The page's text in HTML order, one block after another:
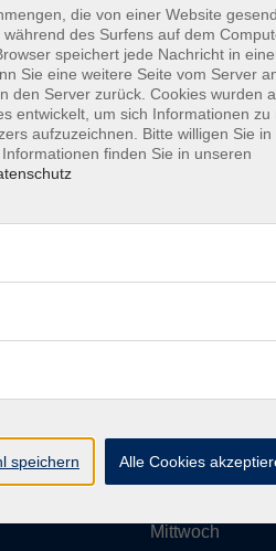
AGBs
Dienstag
Mittwoch
die von einer Website
des Surfens auf dem
speichert jede Nachricht in
Sie eine weitere Seite vom Server
den Server zurück. Cookies wurden
entwickelt, um sich Informationen
aufzuzeichnen. Bitte willigen Sie in
finden Sie in unseren
speichern Alle Cookies